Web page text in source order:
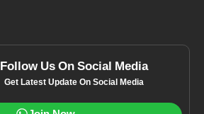
Follow Us On Social Media
Get Latest Update On Social Media